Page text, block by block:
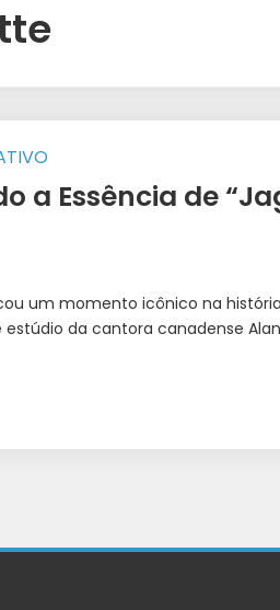
a Essência de
um momento icônico na
da cantora canadense